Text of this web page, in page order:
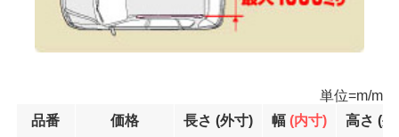
単位=m/m
品番
価格 長さ (外寸) 幅 (内寸) 高さ (外